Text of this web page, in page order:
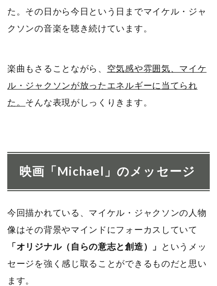
た。その日から今日という日までマイケル・ジャ
クソンの音楽を聴き続けています。
楽曲もさることながら、 空気感や雰囲気、マイケ
ル・ジャクソンが放ったエネルギーに当てられ
た。 そんな表現がしっくりきます。
映画「Michael」のメッセージ
今回描かれている、マイケル・ジャクソンの人物
像はその背景やマインドにフォーカスしていて
「オリジナル（自らの意志と創造）」
というメッ
セージを強く感じ取ることができるものだと思い
ます。